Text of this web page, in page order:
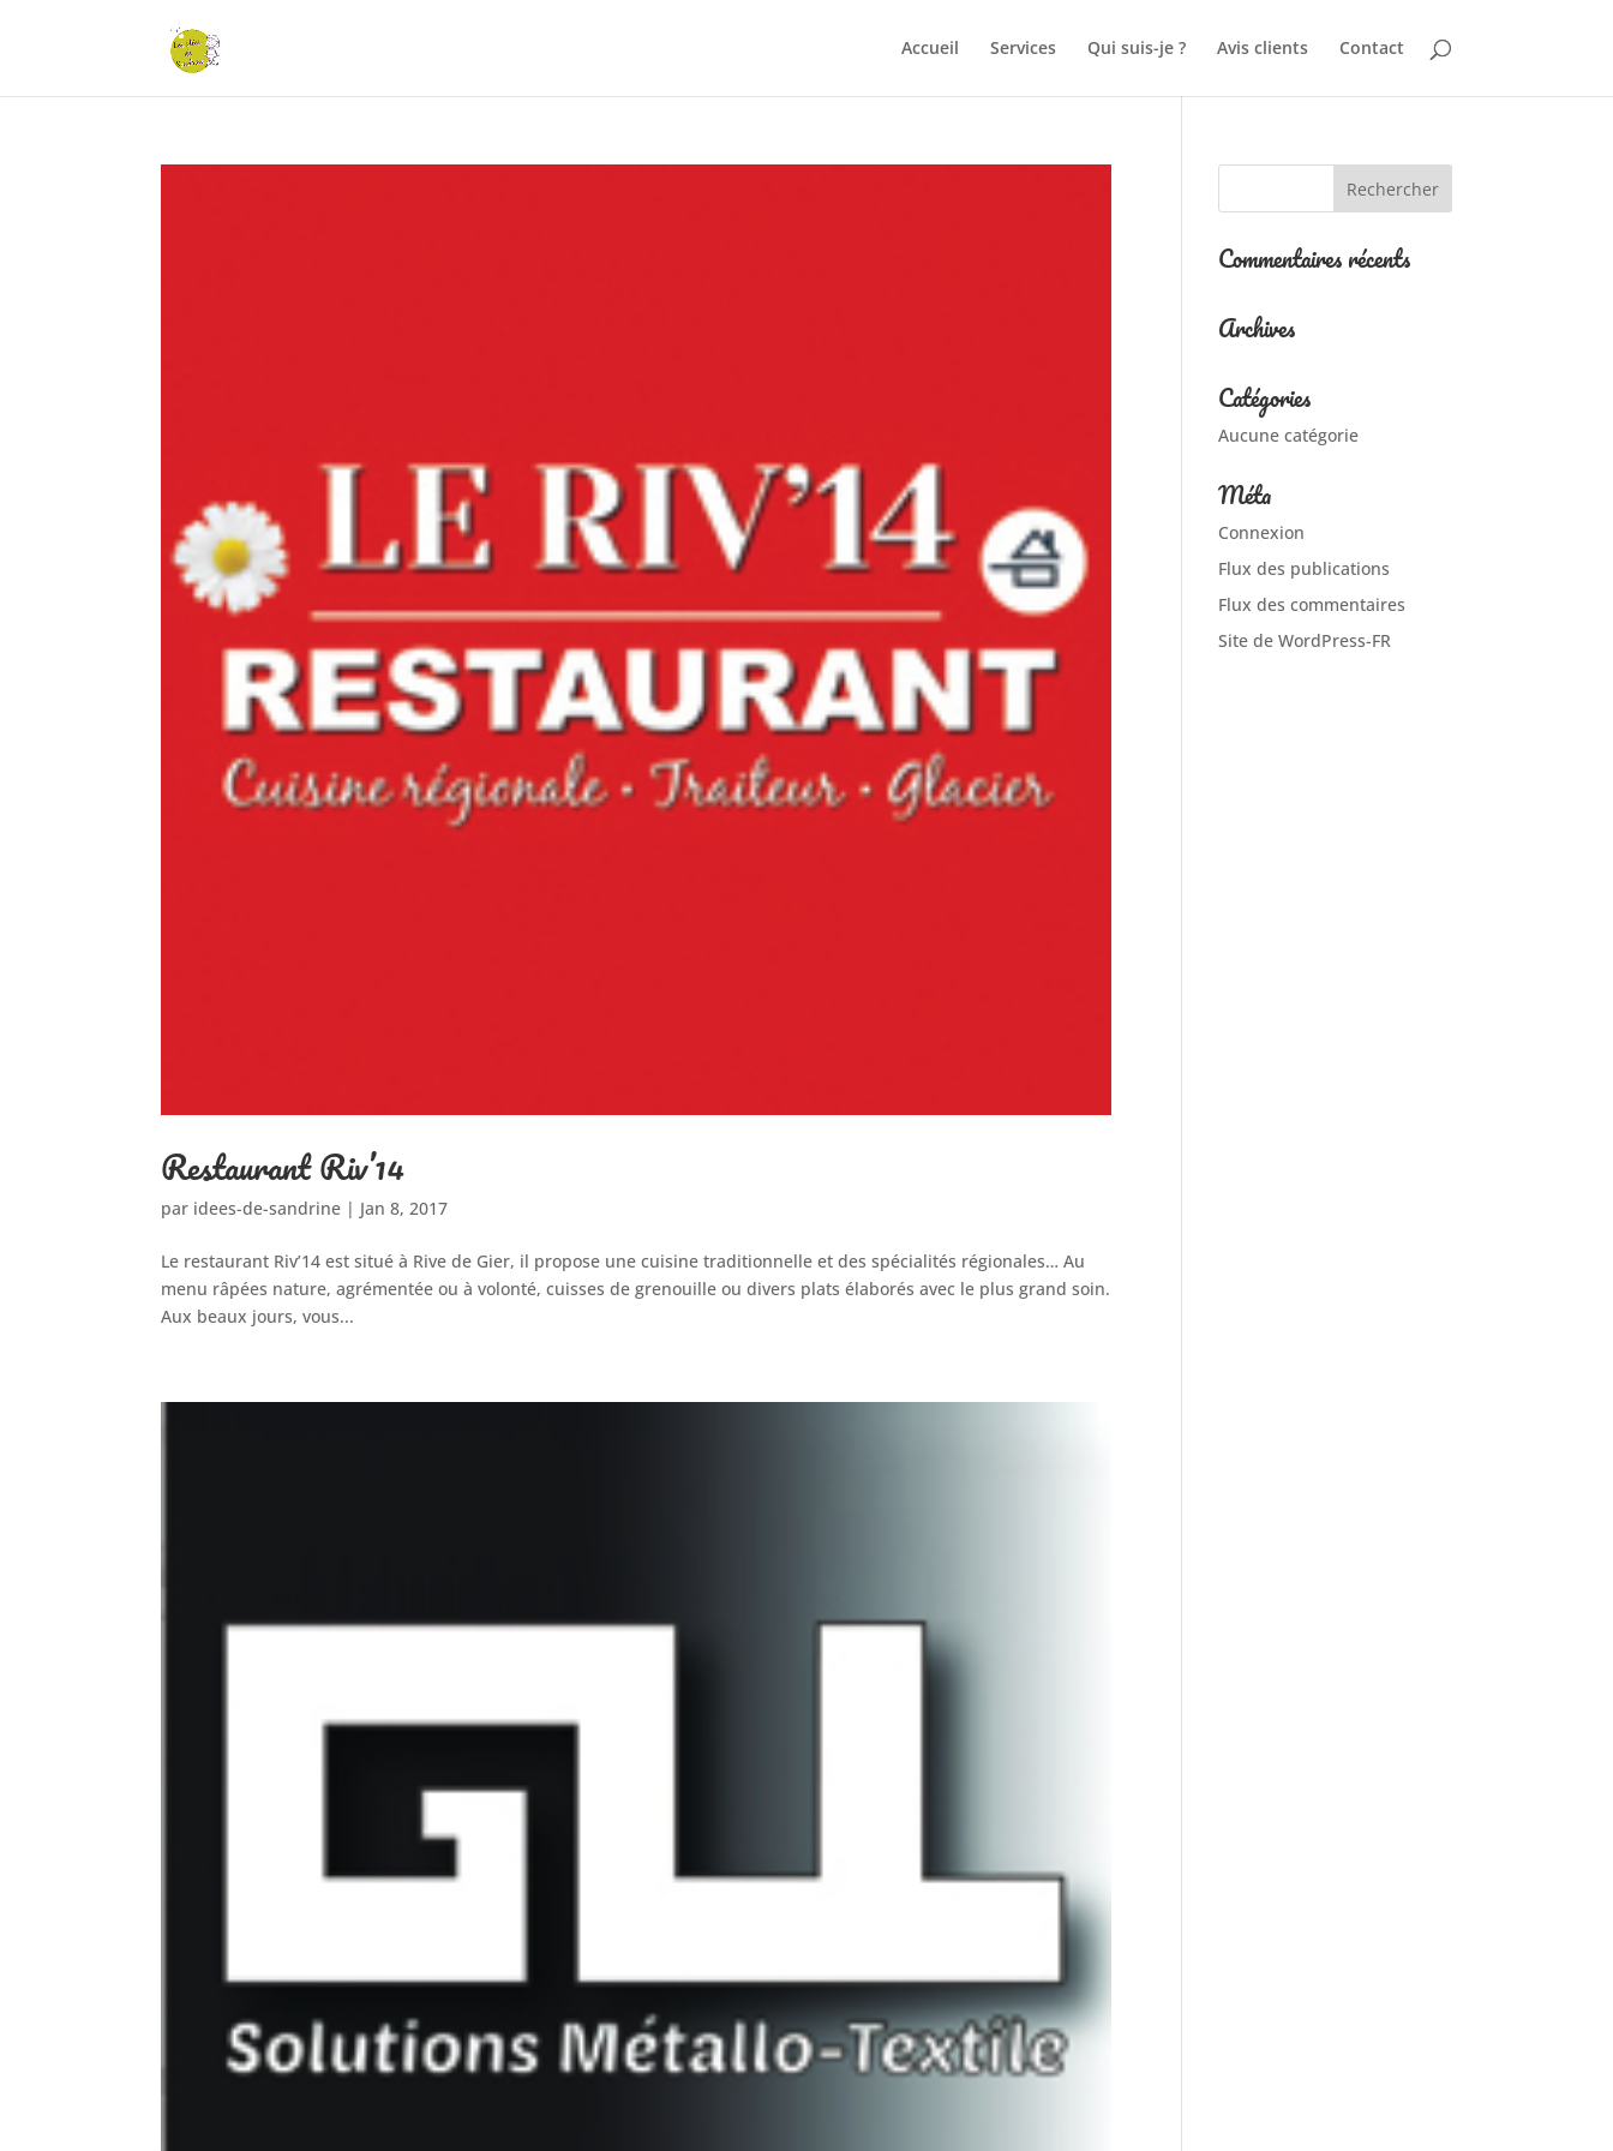
Accueil Services Qui suis-je ? Avis clients Contact
Restaurant Riv’14
par idees-de-sandrine | Jan 8, 2017
Le restaurant Riv’14 est situé à Rive de Gier, il propose une cuisine traditionnelle et des spécialités régionales… Au
menu râpées nature, agrémentée ou à volonté, cuisses de grenouille ou divers plats élaborés avec le plus grand soin.
Aux beaux jours, vous...
Commentaires récents
Archives
Catégories
Aucune catégorie
Méta
Connexion
Flux des publications
Flux des commentaires
Site de WordPress-FR